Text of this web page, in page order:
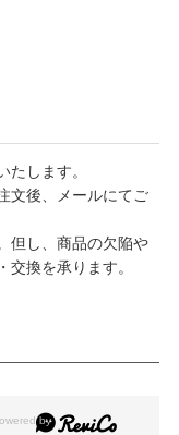
します。
文後、メールにてご
但し、商品の欠陥や
換を承ります。